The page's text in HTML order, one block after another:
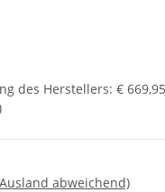
des Herstellers: € 669,95
abweichend)